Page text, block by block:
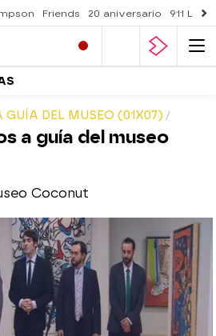
Friends 20 aniversario 911
GUÍA DEL MUSEO (01X07)
a guía del museo
Coconut